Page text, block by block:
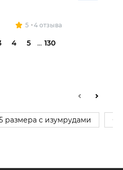
5 4 отзыва
4 5 ... 130
размера с изумрудами